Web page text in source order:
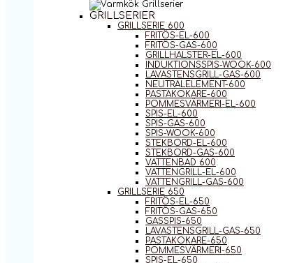
GRILLSERIER
GRILLSERIE 600
FRITÖS-EL-600
FRITÖS-GAS-600
GRILLHALSTER-EL-600
INDUKTIONSSPIS-WOOK-600
LAVASTENSGRILL-GAS-600
NEUTRALELEMENT-600
PASTAKOKARE-600
POMMESVÄRMERI-EL-600
SPIS-EL-600
SPIS-GAS-600
SPIS-WOOK-600
STEKBORD-EL-600
STEKBORD-GAS-600
VATTENBAD 600
VATTENGRILL-EL-600
VATTENGRILL-GAS-600
GRILLSERIE 650
FRITÖS-EL-650
FRITÖS-GAS-650
GASSPIS-650
LAVASTENSGRILL-GAS-650
PASTAKOKARE-650
POMMESVÄRMERI-650
SPIS-EL-650